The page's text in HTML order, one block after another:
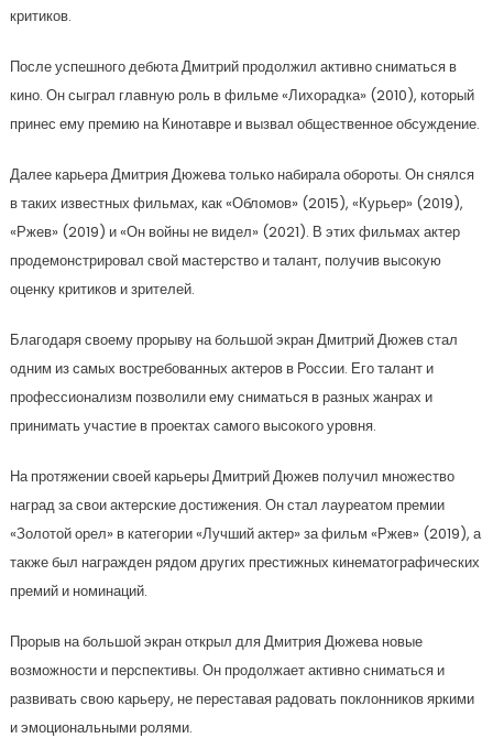
критиков.
После успешного дебюта Дмитрий продолжил активно сниматься в
кино. Он сыграл главную роль в фильме «Лихорадка» (2010), который
принес ему премию на Кинотавре и вызвал общественное обсуждение.
Далее карьера Дмитрия Дюжева только набирала обороты. Он снялся
в таких известных фильмах, как «Обломов» (2015), «Курьер» (2019),
«Ржев» (2019) и «Он войны не видел» (2021). В этих фильмах актер
продемонстрировал свой мастерство и талант, получив высокую
оценку критиков и зрителей.
Благодаря своему прорыву на большой экран Дмитрий Дюжев стал
одним из самых востребованных актеров в России. Его талант и
профессионализм позволили ему сниматься в разных жанрах и
принимать участие в проектах самого высокого уровня.
На протяжении своей карьеры Дмитрий Дюжев получил множество
наград за свои актерские достижения. Он стал лауреатом премии
«Золотой орел» в категории «Лучший актер» за фильм «Ржев» (2019), а
также был награжден рядом других престижных кинематографических
премий и номинаций.
Прорыв на большой экран открыл для Дмитрия Дюжева новые
возможности и перспективы. Он продолжает активно сниматься и
развивать свою карьеру, не переставая радовать поклонников яркими
и эмоциональными ролями.